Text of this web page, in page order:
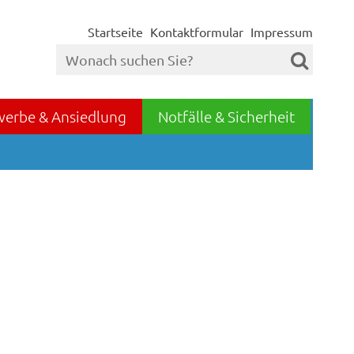
Startseite Kontaktformular Impressum
& Ansiedlung Notfälle & Sicherheit